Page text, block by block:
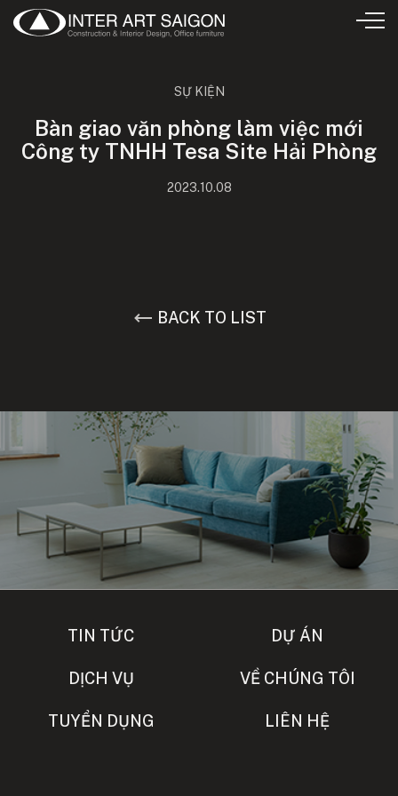
SỰ KIỆN
Bàn giao văn phòng làm việc mới
Công ty TNHH Tesa Site Hải Phòng
2023.10.08
BACK TO LIST
TIN TỨC DỰ ÁN
DỊCH VỤ VỀ CHÚNG TÔI
TUYỂN DỤNG LIÊN HỆ